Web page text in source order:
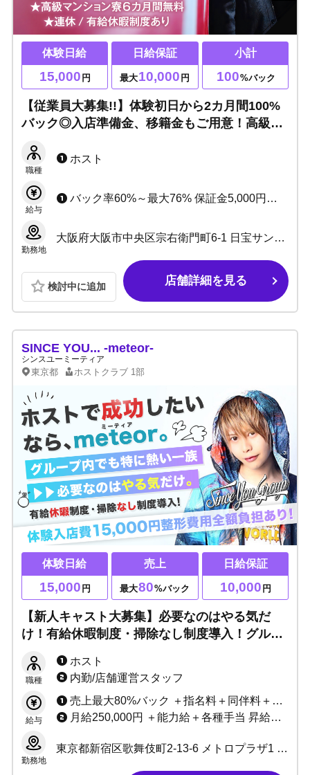
体験日給
15,000 円
日給保証
最大10,000 円
小計
100%バック
【従業員大募集!!】体験初日から2カ月間100%
バック◎入店準備金、移籍金もご用意！高級マ
ホストライフを充実させましょう！
職種
ホスト
給与
バック率60%～最大76% 保証金5,000円～10,000円
勤務地
大阪府大阪市中央区宗右衛門町6-1 日宝サンロードビル6F
検討中に追加 店舗詳細を見る
SINCE YOU... -meteor-
シンスユーミーティア
東京都 ホストクラブ 1部
体験日給
15,000 円
売上
最大80%バック
日給保証
10,000 円
【新人キャスト大募集】必要なのはやる気だ
け！有給休暇制度・掃除なし制度導入！グルー
歓迎！
職種
ホスト
内勤/店舗運営スタッフ
給与
売上最大80%バック ＋指名料＋同伴料＋各種賞金
月給250,000円 ＋能力給＋各種手当 昇給随時
勤務地
東京都新宿区歌舞伎町2-13-6 メトロプラザ1 4階IJ室